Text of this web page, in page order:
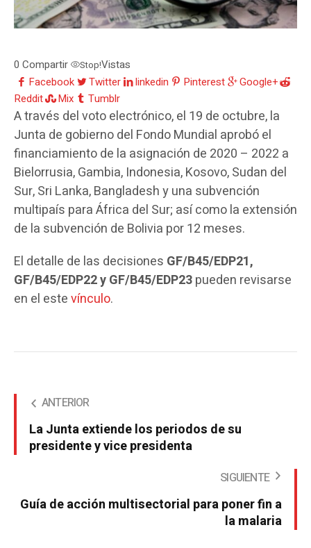
0 Compartir Stop!Vistas
Facebook
Twitter linkedin Pinterest
Google+
Reddit
Mix Tumblr
A través del voto electrónico, el 19 de octubre, la
Junta de gobierno del Fondo Mundial aprobó el
financiamiento de la asignación de 2020 – 2022 a
Bielorrusia, Gambia, Indonesia, Kosovo, Sudan del
Sur, Sri Lanka, Bangladesh y una subvención
multipaís para África del Sur; así como la extensión
de la subvención de Bolivia por 12 meses.
El detalle de las decisiones GF/B45/EDP21,
GF/B45/EDP22 y GF/B45/EDP23pueden revisarse
en el estevínculo.
ANTERIOR
La Junta extiende los periodos de su
presidente y vice presidenta
SIGUIENTE
Guía de acción multisectorial para poner fin a
la malaria